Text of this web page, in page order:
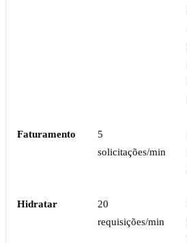
Faturamento
5
solicitações/min
Hidratar
20
requisições/min